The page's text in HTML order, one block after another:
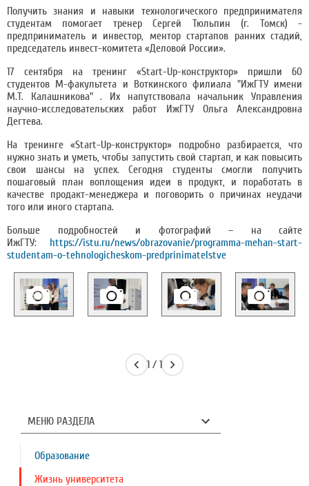
Получить знания и навыки технологического предпринимателя
студентам помогает тренер Сергей Тюльпин (г. Томск) -
предприниматель и инвестор, ментор стартапов ранних стадий,
председатель инвест-комитета «Деловой России».
17 сентября на тренинг «Start-Up-конструктор» пришли 60
студентов М-факультета и Воткинского филиала "ИжГТУ имени
М.Т. Калашникова" . Их напутствовала начальник Управления
научно-исследовательских работ ИжГТУ Ольга Александровна
Дегтева.
На тренинге «Start-Up-конструктор» подробно разбирается, что
нужно знать и уметь, чтобы запустить свой стартап, и как повысить
свои шансы на успех. Сегодня студенты смогли получить
пошаговый план воплощения идеи в продукт, и поработать в
качестве продакт-менеджера и поговорить о причинах неудачи
того или иного стартапа.
Больше подробностей и фотографий – на сайте
ИжГТУ: https://istu.ru/news/obrazovanie/programma-mehan-start-
studentam-o-tehnologicheskom-predprinimatelstve
1 / 1
МЕНЮ РАЗДЕЛА
Образование
Жизнь университета